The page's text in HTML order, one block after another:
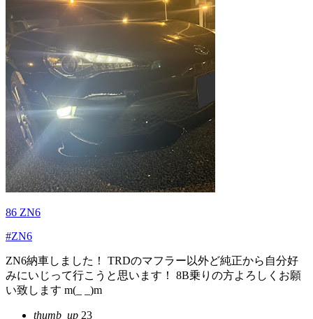
86 ZN6
#ZN6
ZN6納車しました！ TRDのマフラー以外ど純正から自分好
みにいじって行こうと思います！ 8B乗りの方よろしくお願
い致します m(_ _)m
thumb_up 23